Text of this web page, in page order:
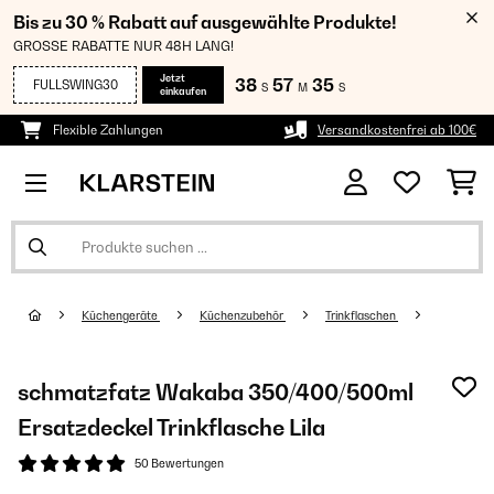
Bis zu 30 % Rabatt auf ausgewählte Produkte!
GROSSE RABATTE NUR 48H LANG!
FULLSWING30
Jetzt
einkaufen
38 S 57 M 35 S
Flexible Zahlungen Versandkostenfrei ab 100€
Küchengeräte Küchenzubehör Trinkflaschen
schmatzfatz Wakaba 350/400/500ml
Ersatzdeckel Trinkflasche Lila
50 Bewertungen